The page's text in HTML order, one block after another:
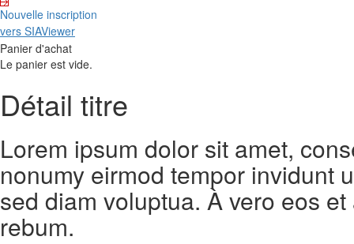
Nouvelle inscription
vers SIAViewer
Panier d'achat
Le panier est vide.
Détail titre
Lorem ipsum dolor sit amet,
nonumy eirmod tempor invidunt
sed diam voluptua. À vero eos
rebum.